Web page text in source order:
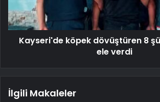
Kayseri'de köpek dövüştüren 8
ele verdi
İlgili Makaleler